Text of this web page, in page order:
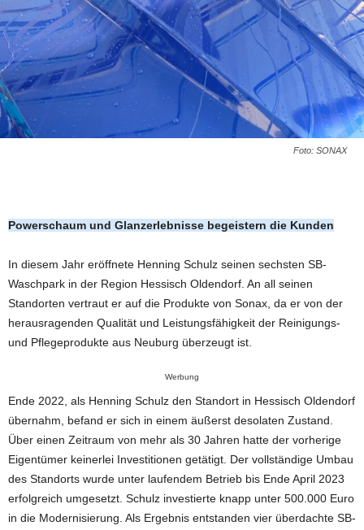
Foto: SONAX
Powerschaum und Glanzerlebnisse begeistern die Kunden
In diesem Jahr eröffnete Henning Schulz seinen sechsten SB-
Waschpark in der Region Hessisch Oldendorf. An all seinen
Standorten vertraut er auf die Produkte von Sonax, da er von der
herausragenden Qualität und Leistungsfähigkeit der Reinigungs-
und Pflegeprodukte aus Neuburg überzeugt ist.
Werbung
Ende 2022, als Henning Schulz den Standort in Hessisch Oldendorf
übernahm, befand er sich in einem äußerst desolaten Zustand.
Über einen Zeitraum von mehr als 30 Jahren hatte der vorherige
Eigentümer keinerlei Investitionen getätigt. Der vollständige Umbau
des Standorts wurde unter laufendem Betrieb bis Ende April 2023
erfolgreich umgesetzt. Schulz investierte knapp unter 500.000 Euro
in die Modernisierung. Als Ergebnis entstanden vier überdachte SB-